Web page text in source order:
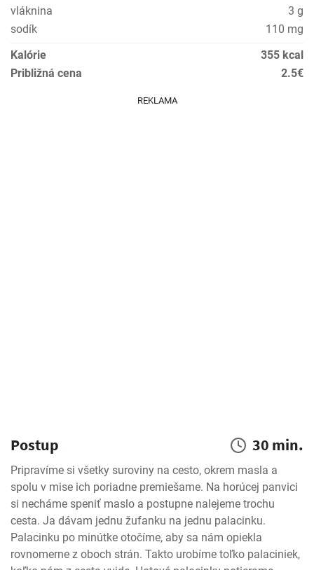
vláknina
3 g
sodík
110 mg
Kalórie
355 kcal
Približná cena
2.5€
REKLAMA
Postup 30 min.
Pripravíme si všetky suroviny na cesto, okrem masla a
spolu v mise ich poriadne premiešame. Na horúcej panvici
si necháme speniť maslo a postupne nalejeme trochu
cesta. Ja dávam jednu žufanku na jednu palacinku.
Palacinku po minútke otočíme, aby sa nám opiekla
rovnomerne z oboch strán. Takto urobíme toľko palaciniek,